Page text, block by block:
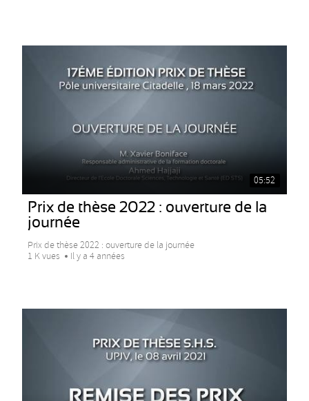
05:52
Prix de thèse 2022 : ouverture de la
journée
Prix de thèse 2022 : ouverture de la journée
1 K vues
Il y a 4 années